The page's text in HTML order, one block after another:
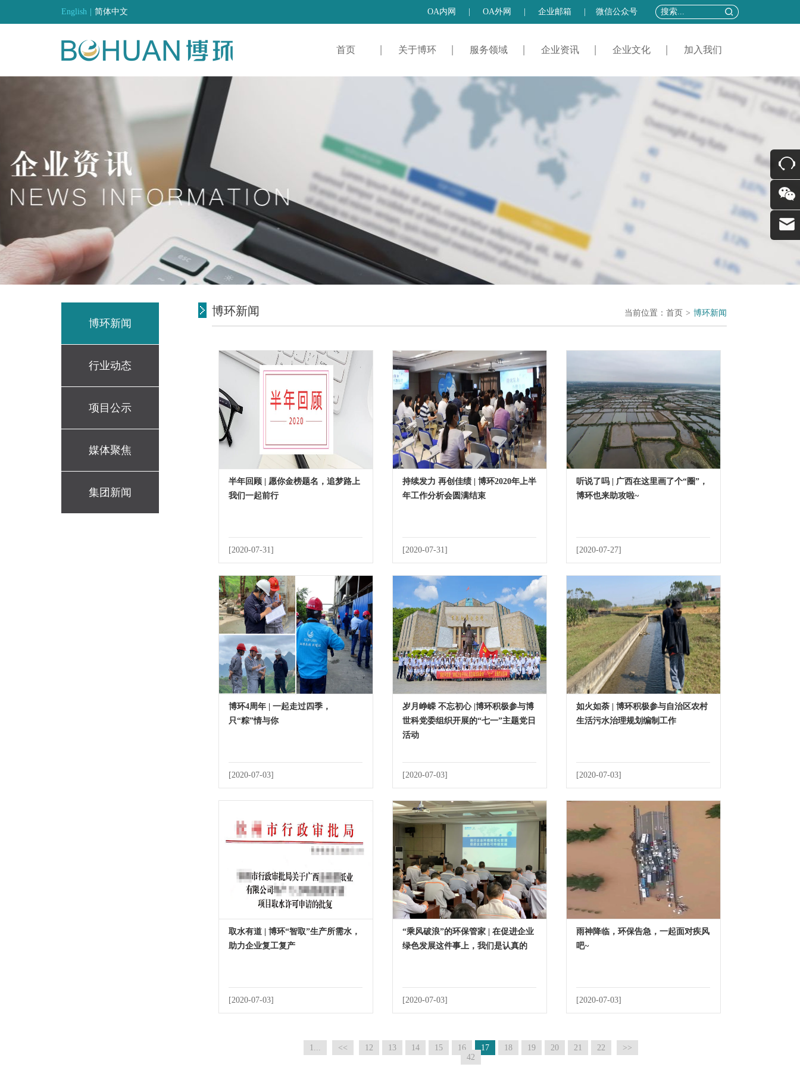
English 简体中文 微信公众号
OA内网 OA外网 企业邮箱
首页 关于博环 服务领域 企业资讯 企业文化 加入我们
博环新闻
行业动态
项目公示
媒体聚焦
集团新闻
博环新闻 当前位置： 首页 > 博环新闻
半年回顾 | 愿你金榜题名，追梦路上
我们一起前行
[2020-07-31]
持续发力 再创佳绩 | 博环2020年上半
年工作分析会圆满结束
[2020-07-31]
听说了吗 | 广西在这里画了个“圈”，
博环也来助攻啦~
[2020-07-27]
博环4周年 | 一起走过四季，
只“粽”情与你
[2020-07-03]
岁月峥嵘 不忘初心 |博环积极参与博
世科党委组织开展的“七一”主题党日
活动
[2020-07-03]
如火如荼 | 博环积极参与自治区农村
生活污水治理规划编制工作
[2020-07-03]
取水有道 | 博环“智取”生产所需水，
助力企业复工复产
[2020-07-03]
“乘风破浪”的环保管家 | 在促进企业
绿色发展这件事上，我们是认真的
[2020-07-03]
雨神降临，环保告急，一起面对疾风
吧~
[2020-07-03]
1... << 12 13 14 15 16 17 18 19 20 21 22
>>
42